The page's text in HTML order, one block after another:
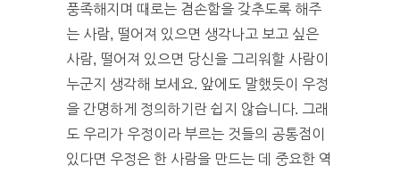
풍족해지며 때로는 겸손함을 갖추도록 해주
는 사람, 떨어져 있으면 생각나고 보고 싶은
사람, 떨어져 있으면 당신을 그리워할 사람이
누군지 생각해 보세요. 앞에도 말했듯이 우정
을 간명하게 정의하기란 쉽지 않습니다. 그래
도 우리가 우정이라 부르는 것들의 공통점이
있다면 우정은 한 사람을 만드는 데 중요한 역